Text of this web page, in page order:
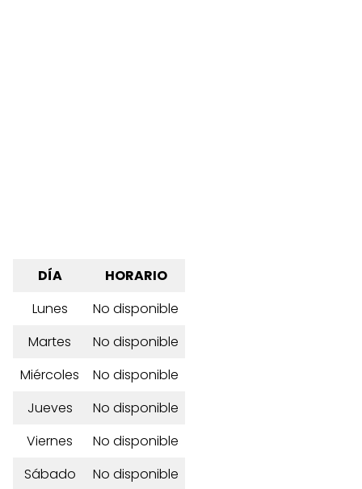
DÍA
HORARIO
Lunes
No disponible
Martes
No disponible
Miércoles
No disponible
Jueves
No disponible
Viernes
No disponible
Sábado
No disponible